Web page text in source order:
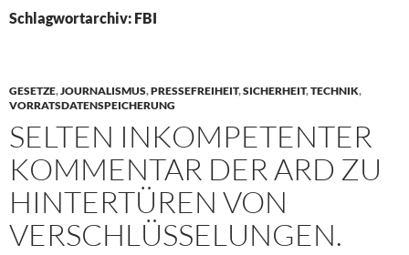
Schlagwortarchiv: FBI
GESETZE,JOURNALISMUS,PRESSEFREIHEIT,SICHERHEIT,TECHNIK,
VORRATSDATENSPEICHERUNG
SELTEN INKOMPETENTER
KOMMENTAR DER ARD ZU
HINTERTÜREN VON
VERSCHLÜSSELUNGEN.